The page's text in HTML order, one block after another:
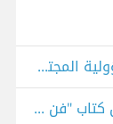
كتاب فن اللامبالاة: رفاهية اللامبالاة ومسؤولية المجتمع.
السعي وراء السعادة هو سبب التعاسة من كتاب "فن اللامبالاة"